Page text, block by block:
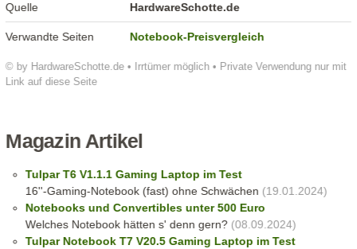
© by HardwareSchotte.de • Irrtümer möglich • Private Verwendung nur mit
Link auf diese Seite
Quelle HardwareSchotte.de
Verwandte Seiten Notebook-Preisvergleich
Magazin Artikel
Tulpar T6 V1.1.1 Gaming Laptop im Test
16''-Gaming-Notebook (fast) ohne Schwächen (19.01.2024)
Notebooks und Convertibles unter 500 Euro
Welches Notebook hätten s' denn gern?(08.09.2024)
Tulpar Notebook T7 V20.5 Gaming Laptop im Test